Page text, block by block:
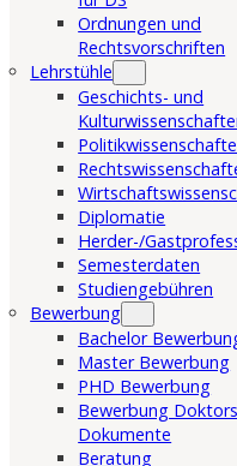
Ordnungen und
Rechtsvorschriften
Lehrstühle
Geschichts- und
Diplomatie
Herder-/
Semesterdaten
Studiengebühren
Bewerbung
Bachelor
Master Bewerbung
PHD Bewerbung
Bewerbung
Dokumente
Beratung